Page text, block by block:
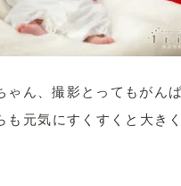
ゃん、撮影とってもがん
も元気にすくすくと大き